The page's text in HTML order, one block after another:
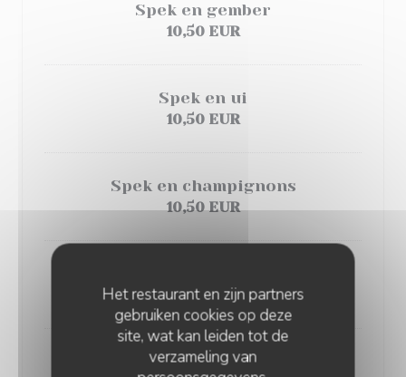
Het restaurant en zijn partners
gebruiken cookies op deze
site, wat kan leiden tot de
verzameling van
Spek en gember
10,50 EUR
Spek en ui
10,50 EUR
Spek en champignons
10,50 EUR
13,00 EUR
Spek kaas en ui